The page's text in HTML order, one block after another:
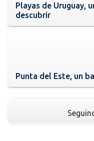
Playas de Uruguay,
descubrir
Punta del Este, un